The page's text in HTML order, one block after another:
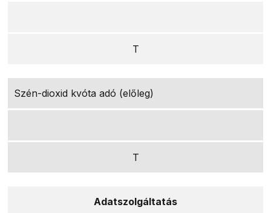
T
Szén-dioxid kvóta adó (előleg)
T
Adatszolgáltatás